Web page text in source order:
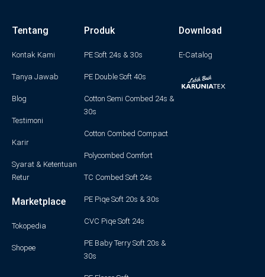
g
r
e
r
b
e
Tentang
Kontak Kami
Tanya Jawab
Blog
Testimoni
Karir
Syarat & Ketentuan
Retur
Marketplace
Tokopedia
Shopee
Produk
PE Soft 24s & 30s
PE Double Soft 40s
Cotton Semi Combed 24s &
30s
Cotton Combed Compact
Polycombed Comfort
TC Combed Soft 24s
PE Piqe Soft 20s & 30s
CVC Piqe Soft 24s
PE Baby Terry Soft 20s &
30s
Download
E-Catalog